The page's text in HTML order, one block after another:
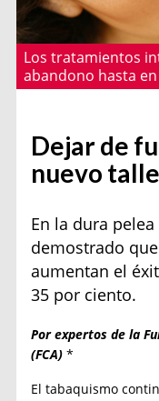
Los tratamientos
abandono hasta
Dejar de
nuevo
En la dura
demostrado
aumentan el
35 por ciento.
Por expertos de la
(FCA) *
El tabaquismo